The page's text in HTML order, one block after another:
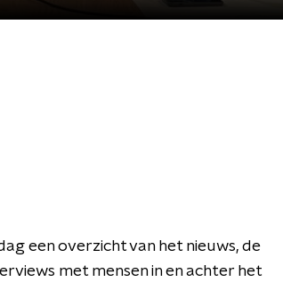
een overzicht van het nieuws, de
met mensen in en achter het